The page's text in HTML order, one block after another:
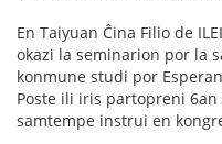
En Taiyuan Ĉina Filio de
okazi la seminarion por la
konmune studi por
Poste ili iris partopreni 6an
samtempe instrui en